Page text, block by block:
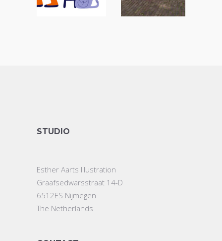
STUDIO
Esther Aarts Illustration
Graafsedwarsstraat 14-D
6512ES Nijmegen
The Netherlands